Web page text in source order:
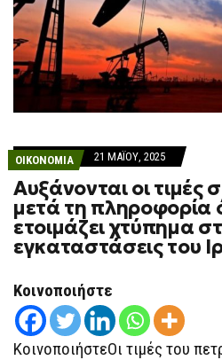
ΟΙΚΟΝΟΜΙΑ 21 ΜΑΪ́ΟΥ, 2025
Αυξάνονται οι τιμές
μετά τη πληροφορία
ετοιμάζει χτύπημα
εγκαταστάσεις του
Κοινοποιήστε
ΚοινοποιήστεΟι τιμές του